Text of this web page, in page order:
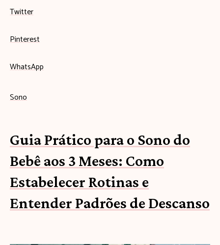
Twitter
Pinterest
WhatsApp
Sono
Guia Prático para o Sono do
Bebê aos 3 Meses: Como
Estabelecer Rotinas e
Entender Padrões de Descanso